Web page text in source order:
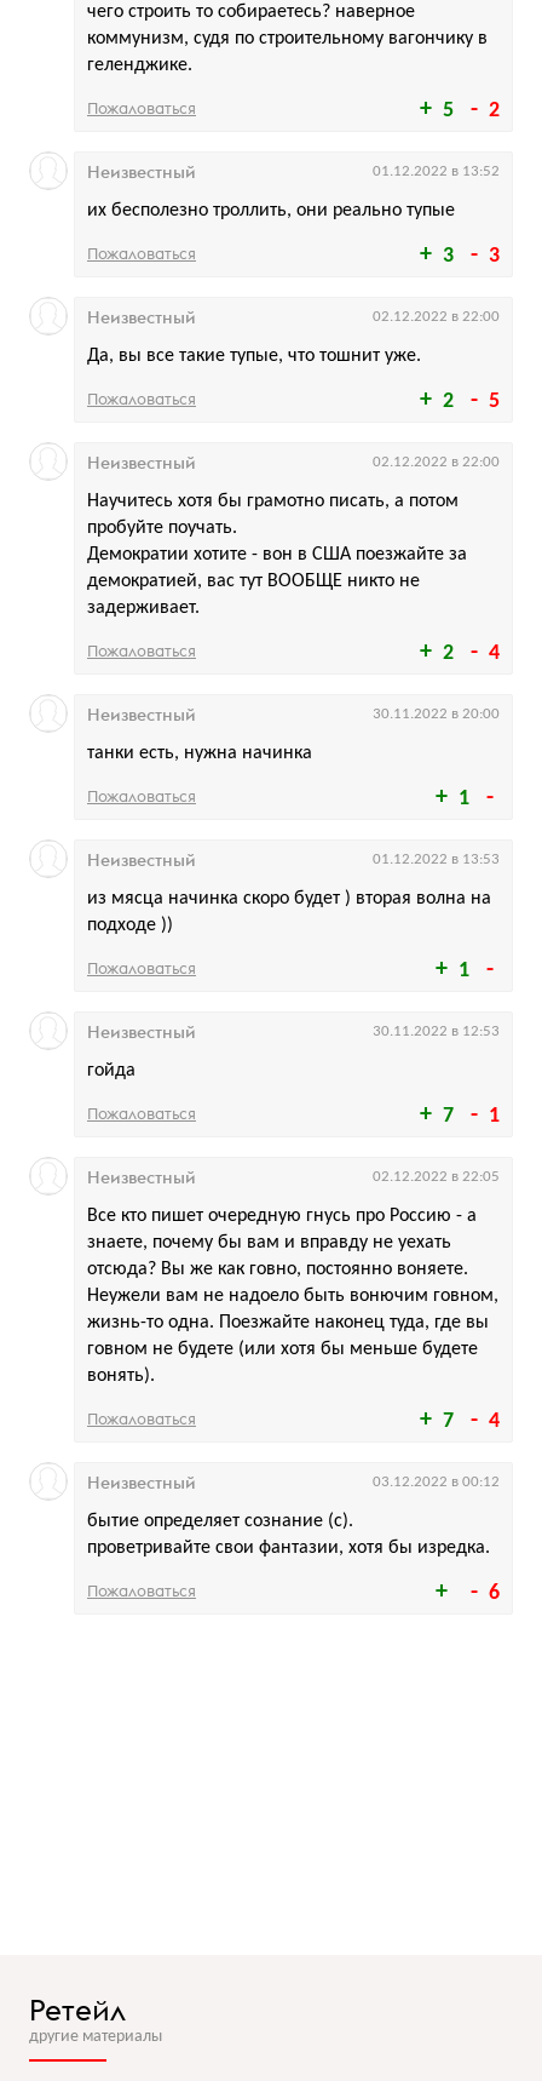
5 2
чего строить то собираетесь? наверное
коммунизм, судя по строительному вагончику в
геленджике.
Пожаловаться
3 3
их бесполезно троллить, они реально тупые
Неизвестный 01.12.2022 в 13:52
Пожаловаться
2 5
Да, вы все такие тупые, что тошнит уже.
Неизвестный 02.12.2022 в 22:00
Пожаловаться
2 4
Научитесь хотя бы грамотно писать, а потом
пробуйте поучать.
Демократии хотите - вон в США поезжайте за
демократией, вас тут ВООБЩЕ никто не
задерживает.
Неизвестный 02.12.2022 в 22:00
Пожаловаться
1
танки есть, нужна начинка
Неизвестный 30.11.2022 в 20:00
Пожаловаться
1
из мясца начинка скоро будет ) вторая волна на
подходе ))
Неизвестный 01.12.2022 в 13:53
Пожаловаться
7 1
гойда
Неизвестный 30.11.2022 в 12:53
Пожаловаться
7 4
Все кто пишет очередную гнусь про Россию - а
знаете, почему бы вам и вправду не уехать
отсюда? Вы же как говно, постоянно воняете.
Неужели вам не надоело быть вонючим говном,
жизнь-то одна. Поезжайте наконец туда, где вы
говном не будете (или хотя бы меньше будете
вонять).
Неизвестный 02.12.2022 в 22:05
Пожаловаться
6
бытие определяет сознание (с).
проветривайте свои фантазии, хотя бы изредка.
Неизвестный 03.12.2022 в 00:12
Пожаловаться
Ретейл
другие материалы